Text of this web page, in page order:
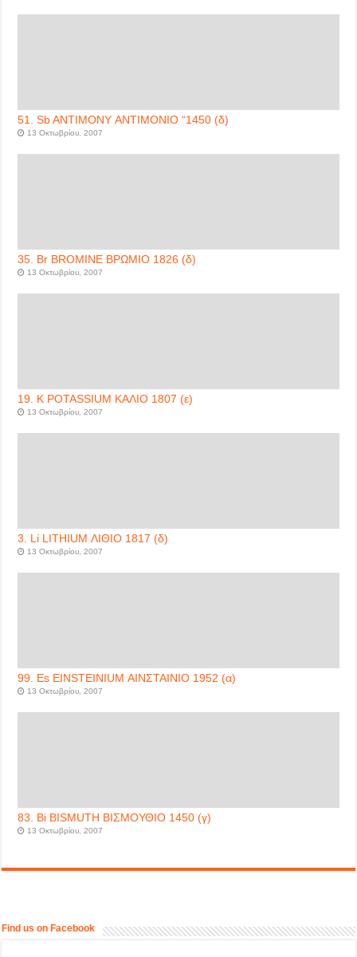
51. Sb ANTIMONY ΑΝΤΙΜΟΝΙΟ “1450 (δ)
13 Οκτωβρίου, 2007
35. Br BROMINE ΒΡΩΜΙΟ 1826 (δ)
13 Οκτωβρίου, 2007
19. K POTASSIUM ΚΑΛΙΟ 1807 (ε)
13 Οκτωβρίου, 2007
3. Li LITHIUM ΛΙΘΙΟ 1817 (δ)
13 Οκτωβρίου, 2007
99. Es EINSTEINIUM ΑΙΝΣΤΑΙΝΙΟ 1952 (α)
13 Οκτωβρίου, 2007
83. Bi BISMUTH ΒΙΣΜΟΥΘΙΟ 1450 (γ)
13 Οκτωβρίου, 2007
Find us on Facebook